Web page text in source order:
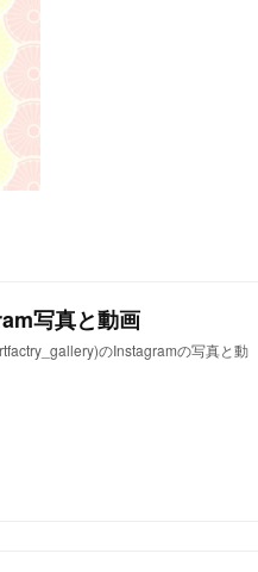
写真と動画
のInstagramの写真と動